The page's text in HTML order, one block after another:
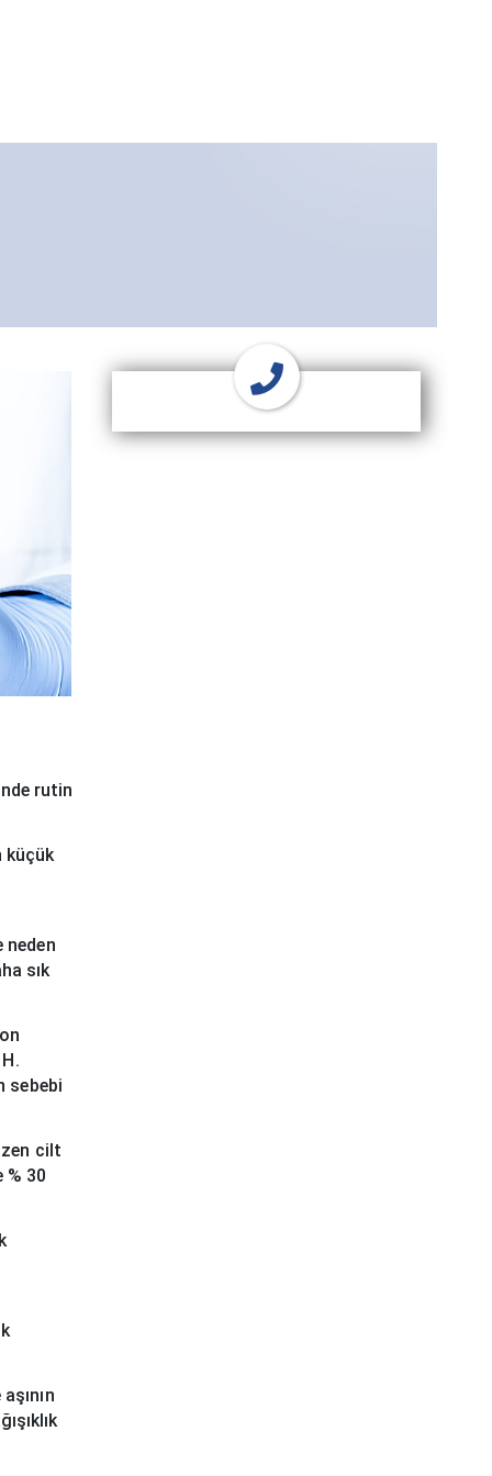
rutin
küçük
neden
sık
sebebi
cilt
30